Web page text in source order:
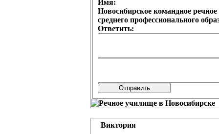
Имя:
Новосибирское командное
среднего профессионального
Ответить:
Виктория